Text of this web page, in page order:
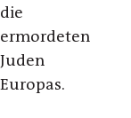
die
ermordeten
Juden
Europas.